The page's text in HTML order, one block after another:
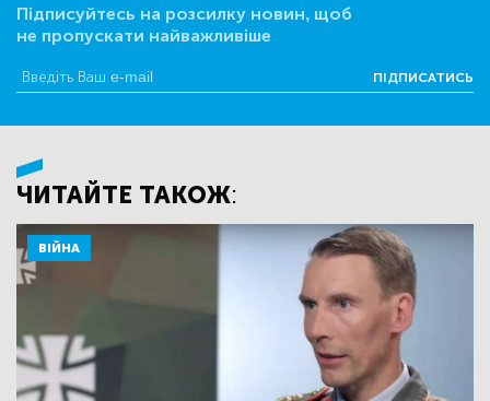
Підписуйтесь на розсилку новин, щоб
не пропускати найважливіше
ПІДПИСАТИСЬ
ЧИТАЙТЕ ТАКОЖ:
ВІЙНА